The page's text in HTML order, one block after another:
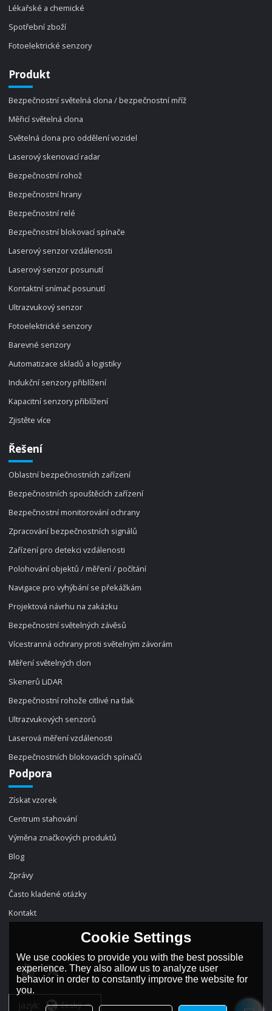
Lékařské a chemické
Spotřební zboží
Fotoelektrické senzory
Produkt
Bezpečnostní světelná clona / bezpečnostní mříž
Měřicí světelná clona
Světelná clona pro oddělení vozidel
Laserový skenovací radar
Bezpečnostní rohož
Bezpečnostní hrany
Bezpečnostní relé
Bezpečnostní blokovací spínače
Laserový senzor vzdálenosti
Laserový senzor posunutí
Kontaktní snímač posunutí
Ultrazvukový senzor
Fotoelektrické senzory
Barevné senzory
Automatizace skladů a logistiky
Indukční senzory přiblížení
Kapacitní senzory přiblížení
Zjistěte více
Řešení
Oblastní bezpečnostních zařízení
Bezpečnostních spouštěcích zařízení
Bezpečnostní monitorování ochrany
Zpracování bezpečnostních signálů
Zařízení pro detekci vzdálenosti
Polohování objektů / měření / počítání
Navigace pro vyhýbání se překážkám
Projektová návrhu na zakázku
Bezpečnostní světelných závěsů
Vícestranná ochrany proti světelným závorám
Měření světelných clon
Skenerů LiDAR
Bezpečnostní rohože citlivé na tlak
Ultrazvukových senzorů
Laserová měření vzdálenosti
Bezpečnostních blokovacích spínačů
Podpora
Získat vzorek
Centrum stahování
Výměna značkových produktů
Blog
Zprávy
Často kladené otázky
Kontakt
jazyk: český
Cookie Settings
We use cookies to provide you with the best possible
experience. They also allow us to analyze user
behavior in order to constantly improve the website for
you.